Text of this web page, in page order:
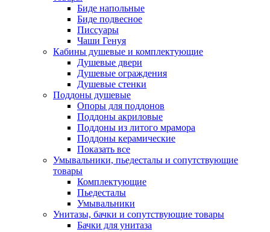
Биде напольные
Биде подвесное
Писсуары
Чаши Генуя
Кабины душевые и комплектующие
Душевые двери
Душевые ограждения
Душевые стенки
Поддоны душевые
Опоры для поддонов
Поддоны акриловые
Поддоны из литого мрамора
Поддоны керамические
Показать все
Умывальники, пьедесталы и сопутствующие
товары
Комплектующие
Пьедесталы
Умывальники
Унитазы, бачки и сопутствующие товары
Бачки для унитаза